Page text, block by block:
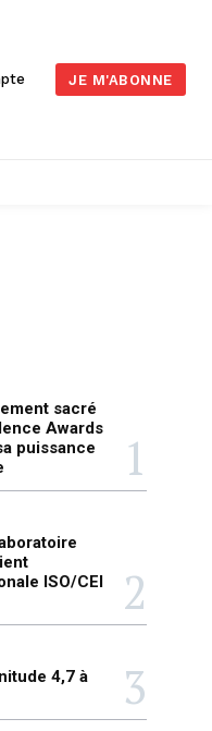
JE M'ABONNE
sacré
Awards
puissance
ISO/CEI
4,7 à